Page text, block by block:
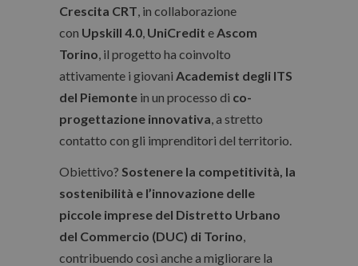
Crescita CRT, in collaborazione
con Upskill 4.0, UniCredit eAscom
Torino, il progetto ha coinvolto
attivamente i giovani Academist degli ITS
del Piemonte in un processo di co-
progettazione innovativa, a stretto
contatto con gli imprenditori del territorio.
Obiettivo? Sostenere la competitività, la
sostenibilità e l’innovazione delle
piccole imprese del Distretto Urbano
del Commercio (DUC) di Torino,
contribuendo così anche a migliorare la